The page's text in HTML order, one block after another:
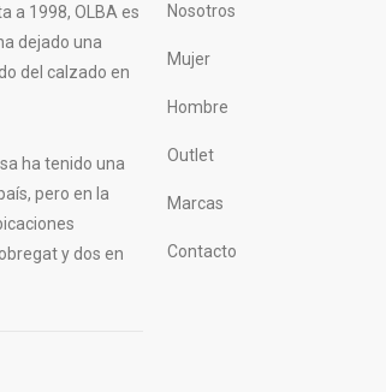
a 1998, OLBA es
dejado una
del calzado en
ha tenido una
pero en la
y dos en
Nosotros
Mujer
Hombre
Outlet
Marcas
Contacto